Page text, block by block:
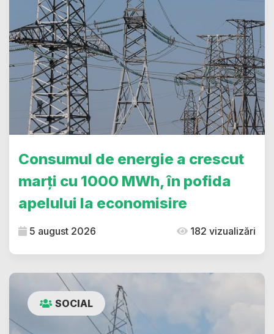
Consumul de energie a crescut
marți cu 1000 MWh, în pofida
apelului la economisire
5 august 2026 182 vizualizări
SOCIAL